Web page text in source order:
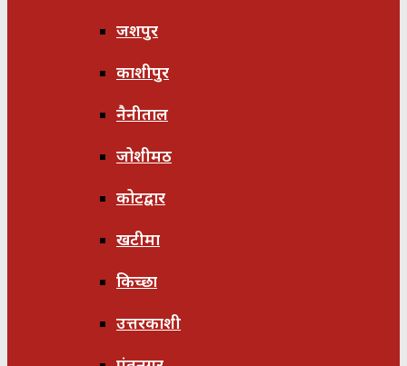
जशपुर
काशीपुर
नैनीताल
जोशीमठ
कोटद्वार
खटीमा
किच्छा
उत्तरकाशी